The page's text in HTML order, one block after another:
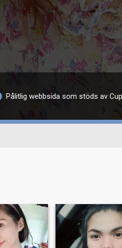
Pålitlig webbsida som stöds av